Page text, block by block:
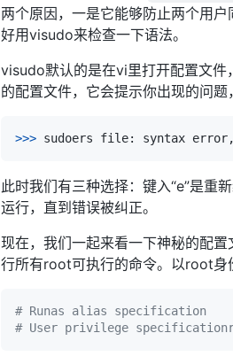
两个原因，一是它能够防止两个用
好用visudo来检查一下语法。
visudo默认的是在vi里打开配置文
的配置文件，它会提示你出现的问题
>>> sudoers file: syntax
此时我们有三种选择：键入“e”是重
运行，直到错误被纠正。
现在，我们一起来看一下神秘的配
行所有root可执行的命令。以root身
# Runas alias specification
# User privilege